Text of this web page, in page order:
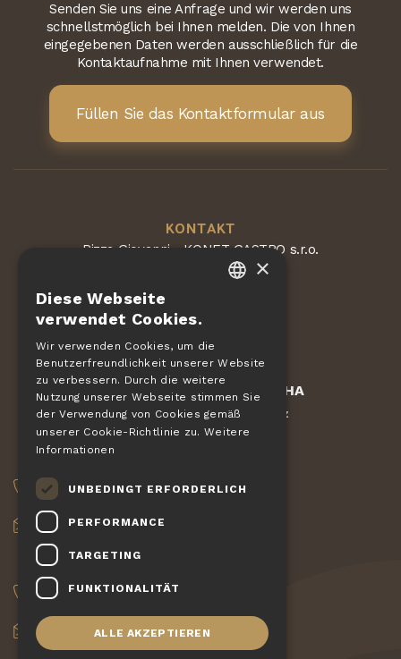
Senden Sie uns eine Anfrage und wir werden uns
schnellstmöglich bei Ihnen melden. Die von Ihnen
eingegebenen Daten werden ausschließlich für die
Kontaktaufnahme mit Ihnen verwendet.
Füllen Sie das Kontaktformular aus
KONTAKT
Pizza Giovanni - KONET GASTRO s.r.o.
Dvorská 168
Tschechische Republik
Geschützt durch reCAPTCHA
Bedingungen - Datenschutz
+420 775 560 953
objednavky@pizzagiovanni.cz
+420 777 222 157
info@pizzagiovanni.cz
DE
SLOVAK
×
Diese Webseite
verwendet Cookies.
Wir verwenden Cookies, um die
Benutzerfreundlichkeit unserer Website
zu verbessern. Durch die weitere
Nutzung unserer Webseite stimmen Sie
der Verwendung von Cookies gemäß
unserer Cookie-Richtlinie zu. Weitere
Informationen
UNBEDINGT ERFORDERLICH
PERFORMANCE
TARGETING
FUNKTIONALITÄT
ALLE AKZEPTIEREN